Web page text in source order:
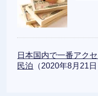
日本国内で一番アク
民泊 （2020年8月21日